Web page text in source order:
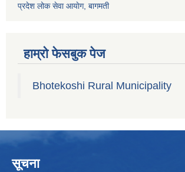
प्रदेश लोक सेवा आयाेग, बागमती
हाम्रो फेसबुक पेज
Bhotekoshi Rural Municipality
सूचना